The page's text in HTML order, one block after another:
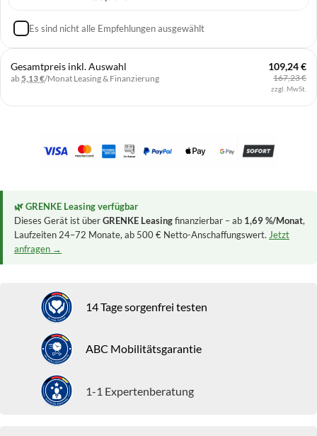
Es sind nicht alle Empfehlungen ausgewählt
Gesamtpreis inkl. Auswahl
ab 5,13 €/Monat Leasing & Finanzierung
109,24 €
167,23 €
zzgl. MwSt.
🌿 GRENKE Leasing verfügbar
Dieses Gerät ist überGRENKE Leasingfinanzierbar – ab 1,69 %/Monat,
Laufzeiten 24–72 Monate, ab 500 € Netto-Anschaffungswert. Jetzt
anfragen →
14 Tage sorgenfrei testen
ABC Mobilitätsgarantie
1-1 Expertenberatung